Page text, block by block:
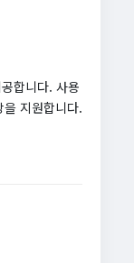
합니다. 사용
지원합니다.